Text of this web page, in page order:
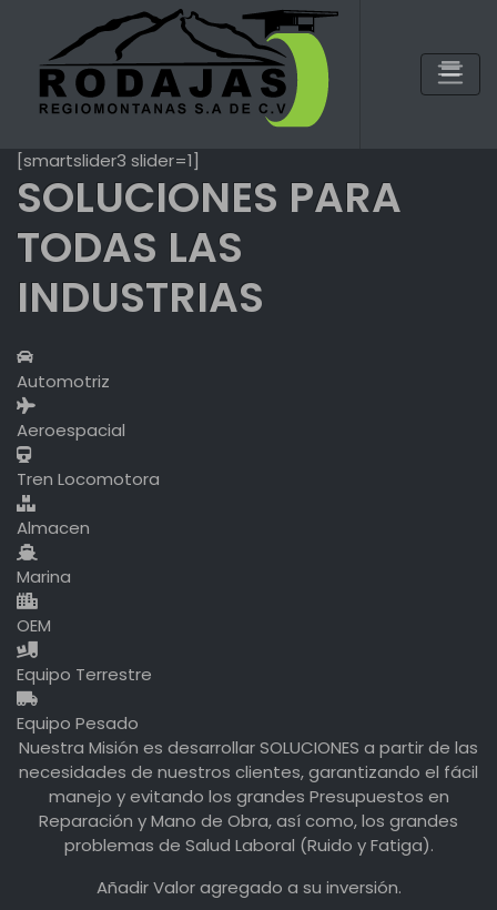
content
[smartslider3 slider=1]
SOLUCIONES PARA
TODAS LAS
INDUSTRIAS
Automotriz
Aeroespacial
Tren Locomotora
Almacen
Marina
OEM
Equipo Terrestre
Equipo Pesado
Nuestra Misión es desarrollar SOLUCIONES a partir de las
necesidades de nuestros clientes, garantizando el fácil
manejo y evitando los grandes Presupuestos en
Reparación y Mano de Obra, así como, los grandes
problemas de Salud Laboral (Ruido y Fatiga).
Añadir Valor agregado a su inversión.